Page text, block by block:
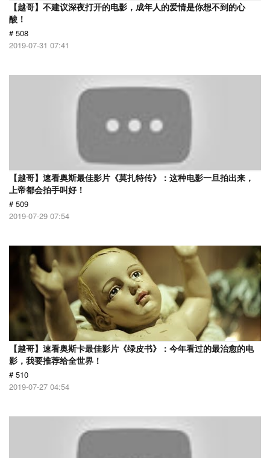
【越哥】不建议深夜打开的电影，成年人的爱情是你想不到的心
酸！
# 508
2019-07-31 07:41
【越哥】速看奥斯最佳影片《莫扎特传》：这种电影一旦拍出来，
上帝都会拍手叫好！
# 509
2019-07-29 07:54
【越哥】速看奥斯卡最佳影片《绿皮书》：今年看过的最治愈的电
影，我要推荐给全世界！
# 510
2019-07-27 04:54